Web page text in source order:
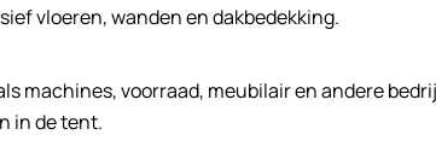
vloeren, wanden en dakbedekking.
machines, voorraad, meubilair en andere
in de tent.